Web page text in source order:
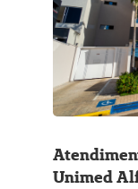
Unimed